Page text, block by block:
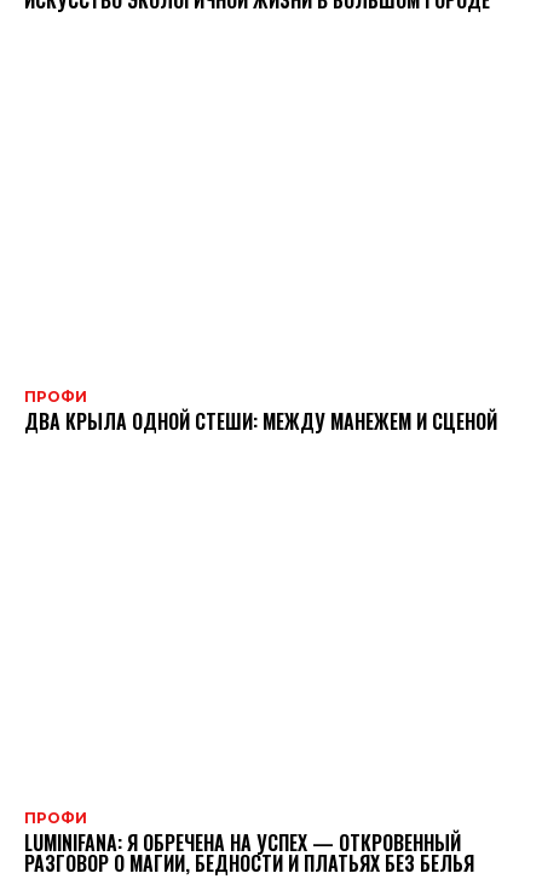
ПРОФИ
ДВА КРЫЛА ОДНОЙ СТЕШИ: МЕЖДУ МАНЕЖЕМ И СЦЕНОЙ
ПРОФИ
LUMINIFANA: Я ОБРЕЧЕНА НА УСПЕХ — ОТКРОВЕННЫЙ
РАЗГОВОР О МАГИИ, БЕДНОСТИ И ПЛАТЬЯХ БЕЗ БЕЛЬЯ